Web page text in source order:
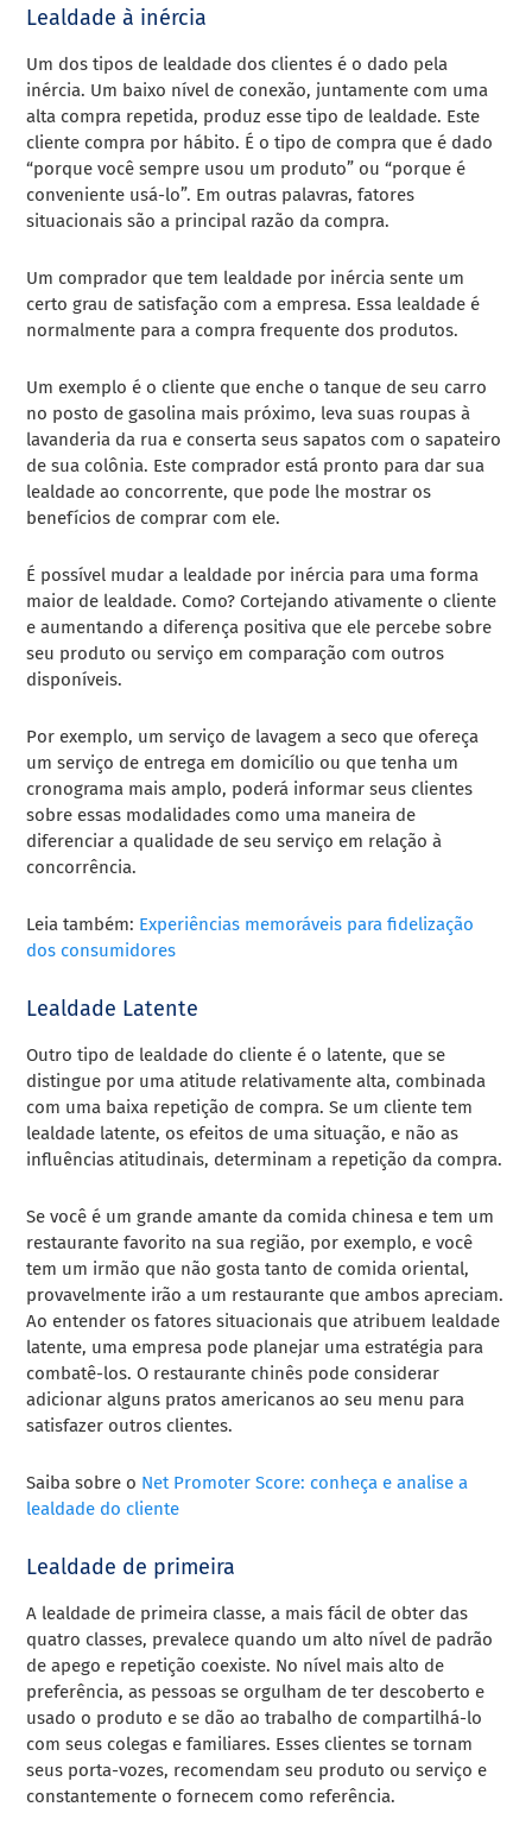
Lealdade à inércia
Um dos tipos de lealdade dos clientes é o dado pela
inércia. Um baixo nível de conexão, juntamente com uma
alta compra repetida, produz esse tipo de lealdade. Este
cliente compra por hábito. É o tipo de compra que é dado
“porque você sempre usou um produto” ou “porque é
conveniente usá-lo”. Em outras palavras, fatores
situacionais são a principal razão da compra.
Um comprador que tem lealdade por inércia sente um
certo grau de satisfação com a empresa. Essa lealdade é
normalmente para a compra frequente dos produtos.
Um exemplo é o cliente que enche o tanque de seu carro
no posto de gasolina mais próximo, leva suas roupas à
lavanderia da rua e conserta seus sapatos com o sapateiro
de sua colônia. Este comprador está pronto para dar sua
lealdade ao concorrente, que pode lhe mostrar os
benefícios de comprar com ele.
É possível mudar a lealdade por inércia para uma forma
maior de lealdade. Como? Cortejando ativamente o cliente
e aumentando a diferença positiva que ele percebe sobre
seu produto ou serviço em comparação com outros
disponíveis.
Por exemplo, um serviço de lavagem a seco que ofereça
um serviço de entrega em domicílio ou que tenha um
cronograma mais amplo, poderá informar seus clientes
sobre essas modalidades como uma maneira de
diferenciar a qualidade de seu serviço em relação à
concorrência.
Leia também: Experiências memoráveis para fidelização
dos consumidores
Lealdade Latente
Outro tipo de lealdade do cliente é o latente, que se
distingue por uma atitude relativamente alta, combinada
com uma baixa repetição de compra. Se um cliente tem
lealdade latente, os efeitos de uma situação, e não as
influências atitudinais, determinam a repetição da compra.
Se você é um grande amante da comida chinesa e tem um
restaurante favorito na sua região, por exemplo, e você
tem um irmão que não gosta tanto de comida oriental,
provavelmente irão a um restaurante que ambos apreciam.
Ao entender os fatores situacionais que atribuem lealdade
latente, uma empresa pode planejar uma estratégia para
combatê-los. O restaurante chinês pode considerar
adicionar alguns pratos americanos ao seu menu para
satisfazer outros clientes.
Saiba sobre o Net Promoter Score: conheça e analise a
lealdade do cliente
Lealdade de primeira
A lealdade de primeira classe, a mais fácil de obter das
quatro classes, prevalece quando um alto nível de padrão
de apego e repetição coexiste. No nível mais alto de
preferência, as pessoas se orgulham de ter descoberto e
usado o produto e se dão ao trabalho de compartilhá-lo
com seus colegas e familiares. Esses clientes se tornam
seus porta-vozes, recomendam seu produto ou serviço e
constantemente o fornecem como referência.